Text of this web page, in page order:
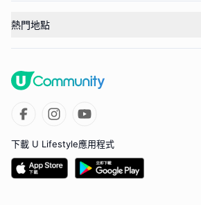
熱門地點
下載 U Lifestyle應用程式